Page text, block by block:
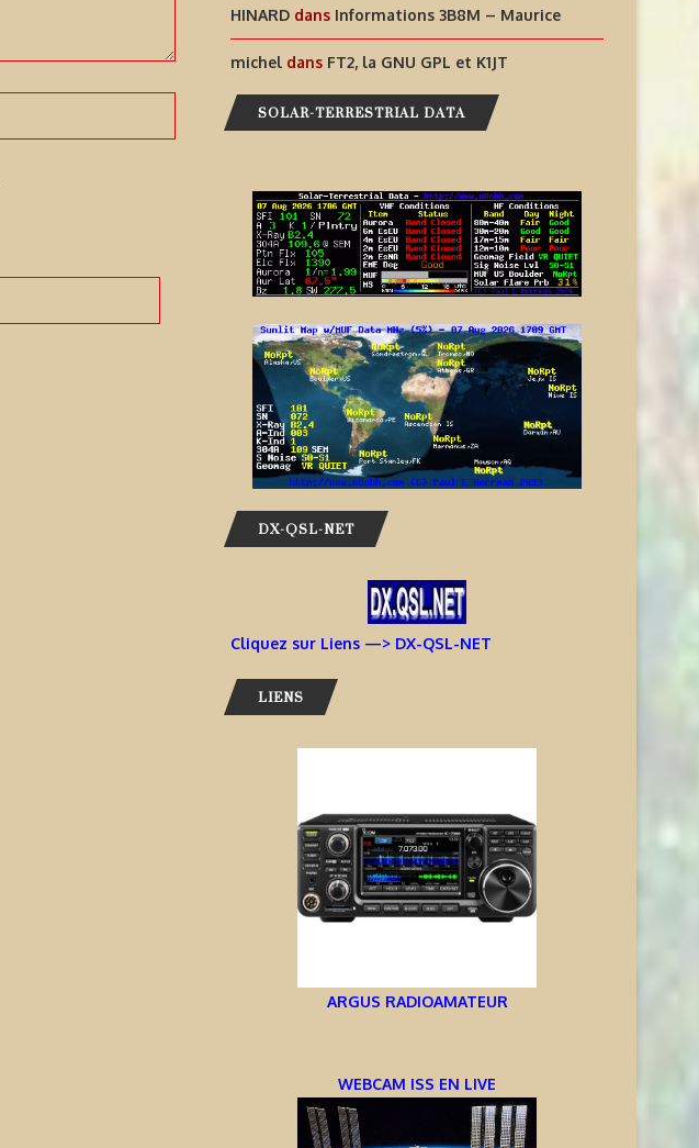
HINARD dans Informations 3B8M – Maurice
michel dans FT2, la GNU GPL et K1JT
SOLAR-TERRESTRIAL DATA
DX-QSL-NET
Cliquez sur Liens —> DX-QSL-NET
LIENS
ARGUS RADIOAMATEUR
WEBCAM ISS EN LIVE